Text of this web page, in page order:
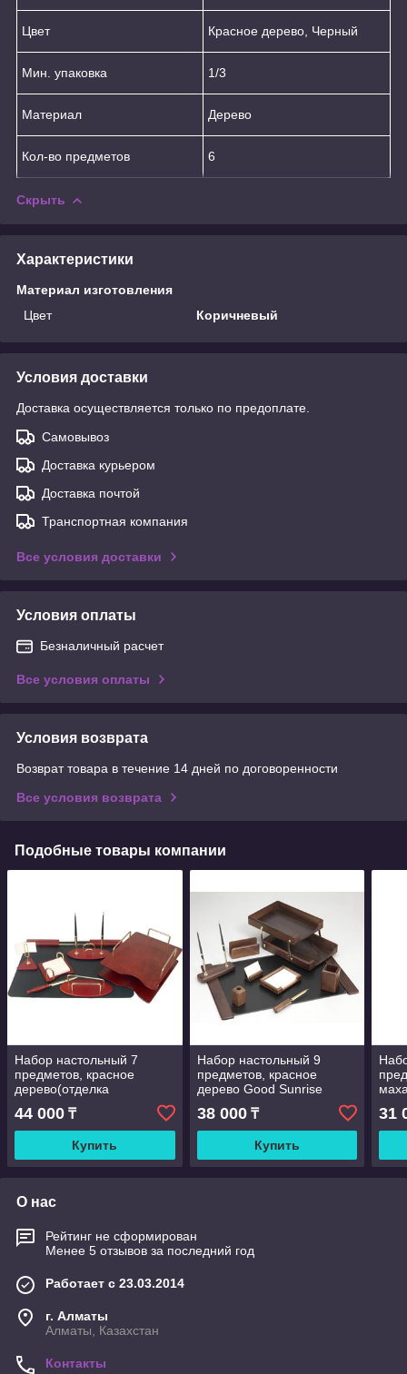
Цвет Красное дерево, Черный
Мин. упаковка 1/3
Материал Дерево
Кол-во предметов 6
Скрыть
Характеристики
Материал изготовления
Цвет
Коричневый
Условия доставки
Доставка осуществляется только по предоплате.
Самовывоз
Доставка курьером
Доставка почтой
Транспортная компания
Все условия доставки
Условия оплаты
Безналичный расчет
Все условия оплаты
Условия возврата
Возврат товара в течение 14 дней по договоренности
Все условия возврата
Подобные товары компании
Набор настольный 7
предметов, красное
дерево(отделка
метал.фурнитурой) Good
Sunrise
44 000 ₸
Купить
Набор настольный 9
предметов, красное
дерево Good Sunrise
38 000₸
Купить
31
О нас
Рейтинг не сформирован
Менее 5 отзывов за последний год
Работает с 23.03.2014
г. Алматы
Алматы, Казахстан
Контакты